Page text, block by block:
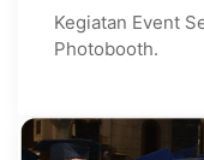
Kegiatan Event
Photobooth.